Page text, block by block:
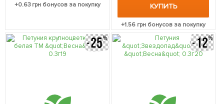
+0.63грн бонусов за покупку КУПИТЬ
+1.56 грн бонусов за покупку